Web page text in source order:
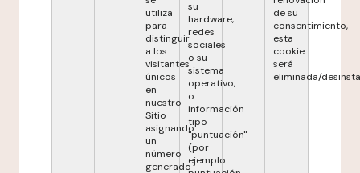
utiliza
para
distinguir
a los
visitantes
únicos
en
nuestro
Sitio
asignando
un
número
generado
su
hardware,
redes
sociales
o su
sistema
operativo,
o
información
tipo
"puntuación"
(por
ejemplo:
de su
consentimiento,
esta
cookie
será
eliminada/